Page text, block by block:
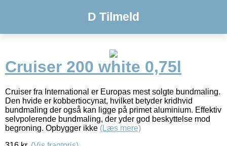
D Tilmeld
Cruiser 200 white 0,75l
Cruiser fra International er Europas mest solgte bundmaling.
Den hvide er kobbertiocynat, hvilket betyder kridhvid
bundmaling der også kan ligge på primet aluminium. Effektiv
selvpolerende bundmaling, der yder god beskyttelse mod
begroning. Opbygger ikke (Læs mere)